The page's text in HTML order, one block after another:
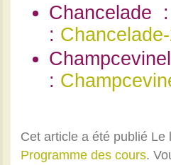
Chancelade
:
:
Cet article a été publié
Programme des cours.